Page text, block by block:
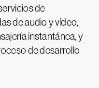
de
de audio y vídeo,
instantánea, y
de desarrollo